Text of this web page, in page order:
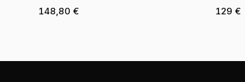
148,80 € 129 €